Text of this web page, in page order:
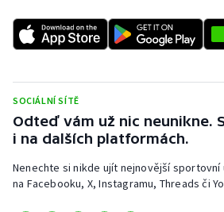
Veslování
Volejbal
Ostatní
SOCIÁLNÍ SÍTĚ
Odteď vám už nic neunikne.
i na dalších platformách.
Nenechte si nikde ujít nejnovější sportovní
na Facebooku, X, Instagramu, Threads či